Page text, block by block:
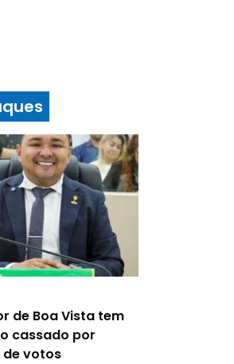
de Boa Vista tem
cassado por
votos